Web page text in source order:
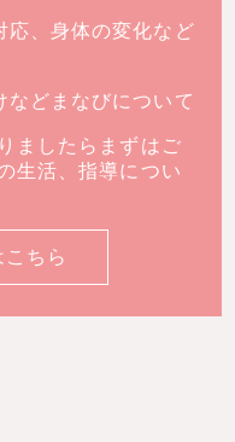
応、身体の変化など
などまなびについて
ましたらまずはご
生活、指導につい
ちら